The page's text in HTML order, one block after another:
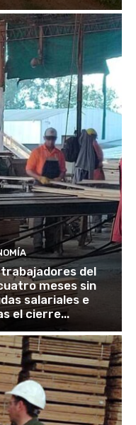
trabajadores del
meses sin
salariales e
el cierre...